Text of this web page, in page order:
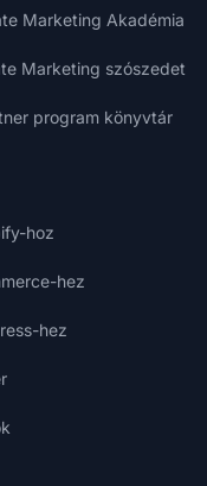
Marketing Akadémia
Marketing szószedet
program könyvtár
hoz
hez
hez